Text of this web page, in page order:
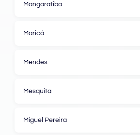
Mangaratiba
Maricá
Mendes
Mesquita
Miguel Pereira